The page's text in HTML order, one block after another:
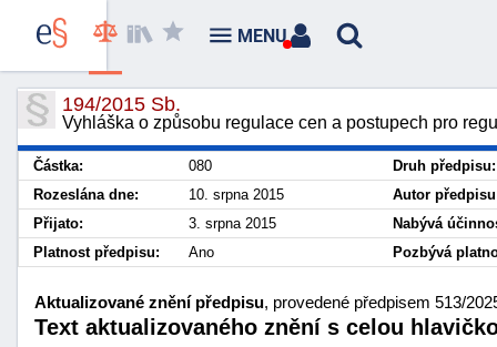
194/2015 Sb.
Vyhláška o způsobu regulace cen a postupech pro
Částka: 080
Druh předpisu:
Rozeslána dne:
10. srpna 2015
Autor
Přijato:
3. srpna 2015
Nabývá
Platnost předpisu:
Ano Pozbývá
Aktualizované znění předpisu, provedené předpisem 513/
Text aktualizovaného znění s celou
MENU